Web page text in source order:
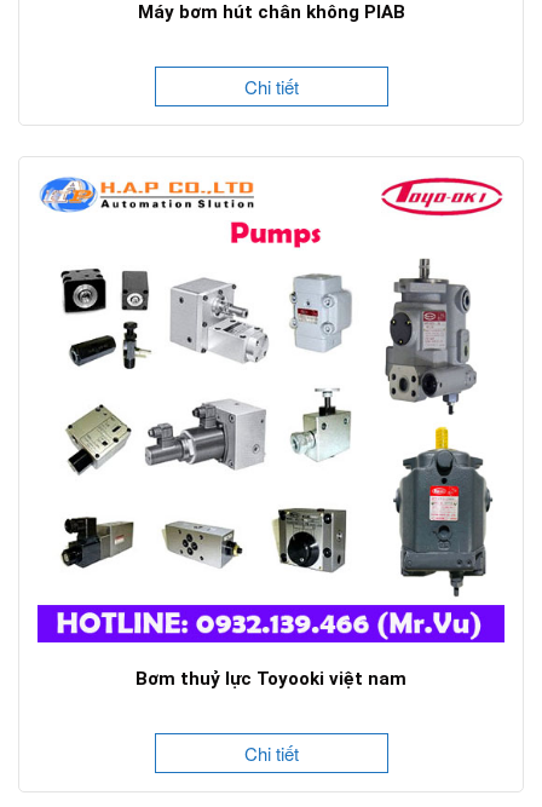
Máy bơm hút chân không PIAB
Chi tiết
Bơm thuỷ lực Toyooki việt nam
Chi tiết